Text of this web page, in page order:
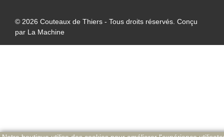
© 2026 Couteaux de Thiers - Tous droits réservés. Conçu
par La Machine